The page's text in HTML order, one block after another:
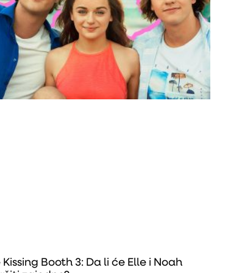
Kissing Booth 3: Da li će Elle i Noah